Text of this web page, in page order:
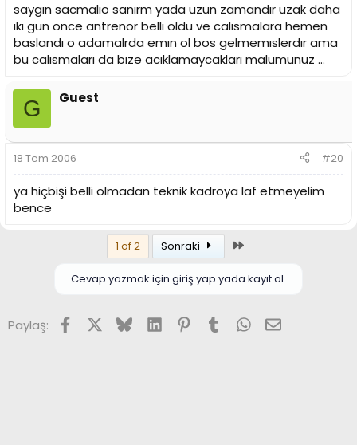
saygın sacmalıo sanırm yada uzun zamandır uzak daha
ıkı gun once antrenor bellı oldu ve calısmalara hemen
baslandı o adamalrda emın ol bos gelmemıslerdır ama
bu calısmaları da bıze acıklamaycakları malumunuz ...
G Guest
18 Tem 2006 #20
ya hiçbişi belli olmadan teknik kadroya laf etmeyelim
bence
1 of 2 Sonraki
Cevap yazmak için giriş yap yada kayıt ol.
Paylaş: FacebookX (Twitter)
BlueskyLinkedInPinterest
TumblrWhatsApp
E-posta